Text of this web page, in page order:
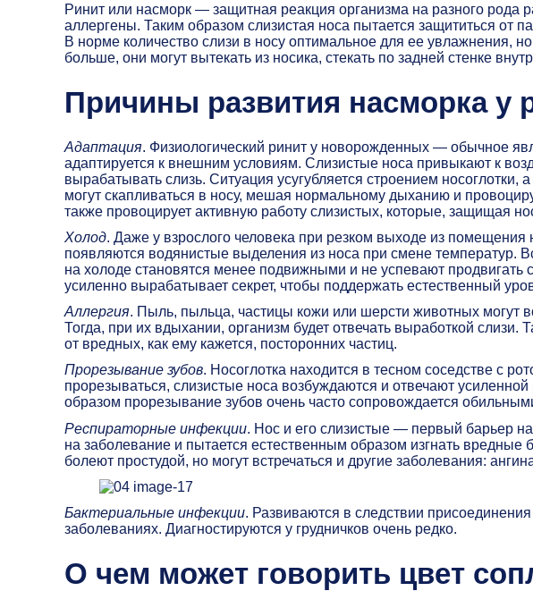
Ринит или насморк — защитная реакция организма на разного рода
аллергены. Таким образом слизистая носа пытается защититься от
В норме количество слизи в носу оптимальное для ее увлажнения,
больше, они могут вытекать из носика, стекать по задней стенке
Причины развития насморка у
Адаптация. Физиологический ринит у новорожденных — обычное
адаптируется к внешним условиям. Слизистые носа привыкают к
вырабатывать слизь. Ситуация усугубляется строением
могут скапливаться в носу, мешая нормальному дыханию и
также провоцирует активную работу слизистых, которые, защищая
Холод. Даже у взрослого человека при резком выходе из
появляются водянистые выделения из носа при смене температур.
на холоде становятся менее подвижными и не успевают продвигать
усиленно вырабатывает секрет, чтобы поддержать естественный
Аллергия. Пыль, пыльца, частицы кожи или шерсти животных могут
Тогда, при их вдыхании, организм будет отвечать выработкой слизи.
от вредных, как ему кажется, посторонних частиц.
Прорезывание зубов. Носоглотка находится в тесном соседстве с
прорезываться, слизистые носа возбуждаются и отвечают
образом прорезывание зубов очень часто сопровождается
Респираторные инфекции. Нос и его слизистые — первый барьер
на заболевание и пытается естественным образом изгнать вредные
болеют простудой, но могут встречаться и другие заболевания:
Бактериальные инфекции. Развиваются в следствии
заболеваниях. Диагностируются у грудничков очень редко.
О чем может говорить цвет